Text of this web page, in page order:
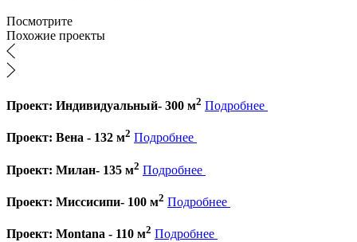
Посмотрите
Похожие проекты
Проект: Индивидуальный- 300 м2 Подробнее
Проект: Вена - 132 м2 Подробнее
Проект: Милан- 135 м2 Подробнее
Проект: Миссисипи- 100 м2 Подробнее
Проект: Montana - 110 м2 Подробнее